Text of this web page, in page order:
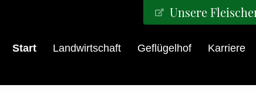
Unsere
Start Landwirtschaft Geflügelhof Karriere